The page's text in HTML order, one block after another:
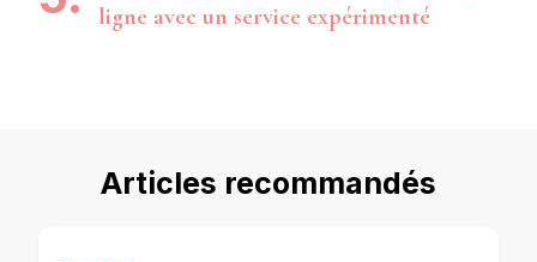
ligne avec un service expérimenté
Articles recommandés